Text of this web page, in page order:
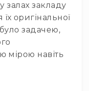
залах закладу
оригінальної
задачею,
мірою навіть